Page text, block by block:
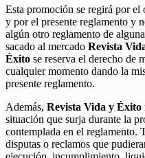
Esta promoción se regirá por
y por el presente reglamento y
algún otro reglamento de
sacado al mercado Revista
Éxito se reserva el derecho de
cualquier momento dando la
presente reglamento.
Además, Revista Vida y Éxito
situación que surja durante la
contemplada en el reglamento.
disputas o reclamos que